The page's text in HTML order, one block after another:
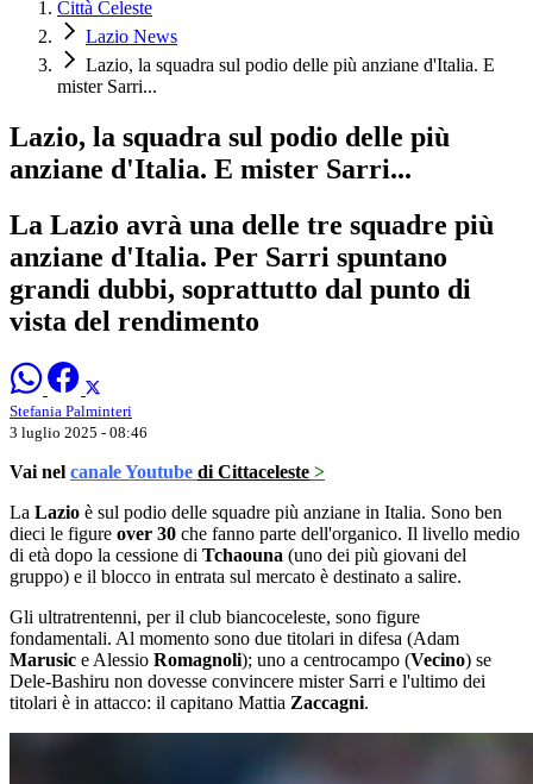
Città Celeste
Lazio News
Lazio, la squadra sul podio delle più anziane d'Italia. E
mister Sarri...
Lazio, la squadra sul podio delle più
anziane d'Italia. E mister Sarri...
La Lazio avrà una delle tre squadre più
anziane d'Italia. Per Sarri spuntano
grandi dubbi, soprattutto dal punto di
vista del rendimento
Stefania Palminteri
3 luglio 2025 - 08:46
Vai nel canale Youtube di Cittaceleste >
La Lazio è sul podio delle squadre più anziane in Italia. Sono ben
dieci le figure over 30 che fanno parte dell'organico. Il livello medio
di età dopo la cessione di Tchaouna (uno dei più giovani del
gruppo) e il blocco in entrata sul mercato è destinato a salire.
Gli ultratrentenni, per il club biancoceleste, sono figure
fondamentali. Al momento sono due titolari in difesa (Adam
Marusic e Alessio Romagnoli); uno a centrocampo (Vecino) se
Dele-Bashiru non dovesse convincere mister Sarri e l'ultimo dei
titolari è in attacco: il capitano Mattia Zaccagni.